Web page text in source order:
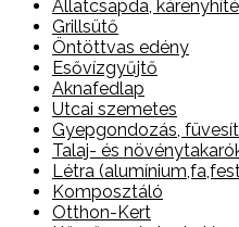
Állatcsapda,
Grillsütő
Öntöttvas edény
Esővízgyűjtő
Aknafedlap
Utcai szemetes
Gyepgondozás,
Talaj- és
Létra
Komposztáló
Otthon-Kert